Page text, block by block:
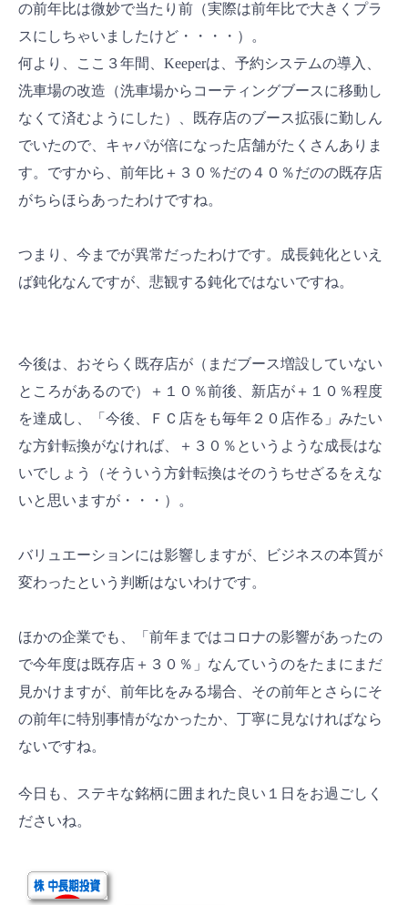
の前年比は微妙で当たり前（実際は前年比で大きくプラ
スにしちゃいましたけど・・・・）。
何より、ここ３年間、Keeperは、予約システムの導入、
洗車場の改造（洗車場からコーティングブースに移動し
なくて済むようにした）、既存店のブース拡張に勤しん
でいたので、キャパが倍になった店舗がたくさんありま
す。ですから、前年比＋３０％だの４０％だのの既存店
がちらほらあったわけですね。
つまり、今までが異常だったわけです。成長鈍化といえ
ば鈍化なんですが、悲観する鈍化ではないですね。
今後は、おそらく既存店が（まだブース増設していない
ところがあるので）＋１０％前後、新店が＋１０％程度
を達成し、「今後、ＦＣ店をも毎年２０店作る」みたい
な方針転換がなければ、＋３０％というような成長はな
いでしょう（そういう方針転換はそのうちせざるをえな
いと思いますが・・・）。
バリュエーションには影響しますが、ビジネスの本質が
変わったという判断はないわけです。
ほかの企業でも、「前年まではコロナの影響があったの
で今年度は既存店＋３０％」なんていうのをたまにまだ
見かけますが、前年比をみる場合、その前年とさらにそ
の前年に特別事情がなかったか、丁寧に見なければなら
ないですね。
今日も、ステキな銘柄に囲まれた良い１日をお過ごしく
ださいね。